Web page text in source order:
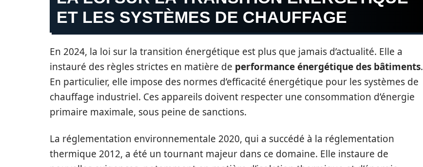
ET LES SYSTÈMES DE CHAUFFAGE
En 2024, la loi sur la transition énergétique est plus que jamais d’actualité. Elle a
instauré des règles strictes en matière de performance énergétique des bâtiments.
En particulier, elle impose des normes d’efficacité énergétique pour les systèmes de
chauffage industriel. Ces appareils doivent respecter une consommation d’énergie
primaire maximale, sous peine de sanctions.
La réglementation environnementale 2020, qui a succédé à la réglementation
thermique 2012, a été un tournant majeur dans ce domaine. Elle instaure de